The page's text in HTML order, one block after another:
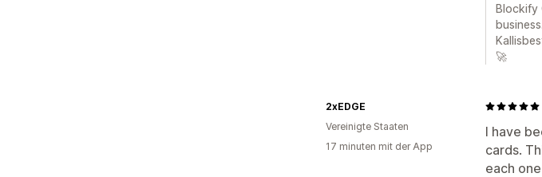
Blockify
🚀
I have
cards.
each
2xEDGE
Vereinigte Staaten
17 minuten mit der App